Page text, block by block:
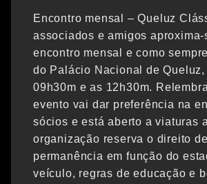
Encontro mensal – Queluz
associados e amigos aproxima-
encontro mensal e como
do Palácio Nacional de Queluz,
09h30m e as 12h30m.
evento vai dar preferência na
sócios e está aberto a viaturas
organização reserva o direito
permanência em função do
veículo, regras de educação e